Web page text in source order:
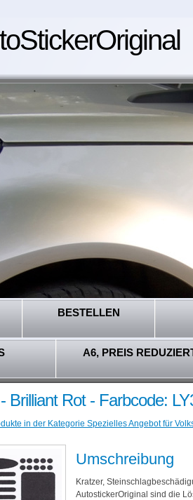
BESTELLEN
A6, PREIS
Brilliant Rot - Farbcode:
in der Kategorie Spezielles Angebot für
Umschreibung
Kratzer,
AutostickerOriginal sind die